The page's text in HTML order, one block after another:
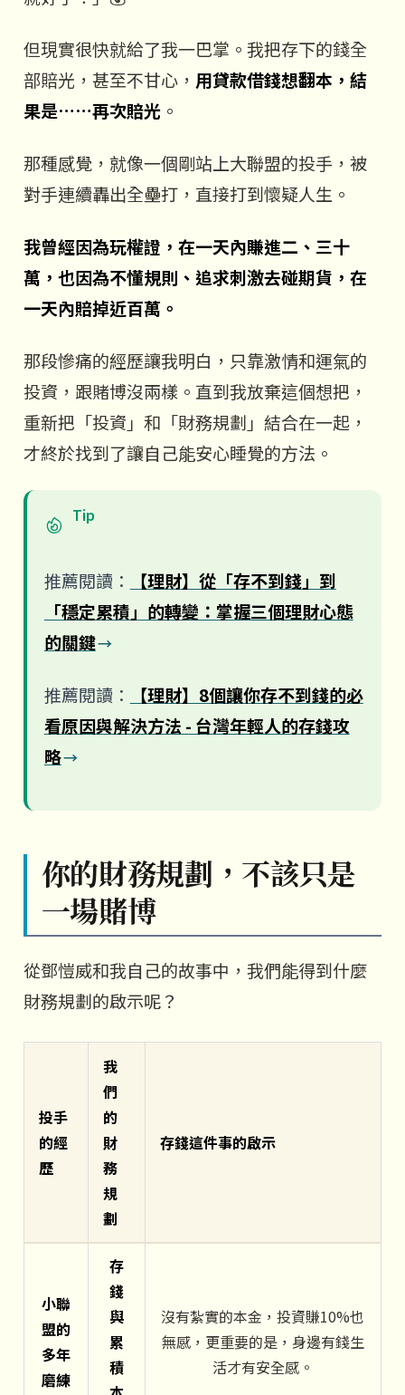
但現實很快就給了我一巴掌。我把存下的錢全
部賠光，甚至不甘心， 用貸款借錢想翻本，結
果是……再次賠光。
那種感覺，就像一個剛站上大聯盟的投手，被
對手連續轟出全壘打，直接打到懷疑人生。
我曾經因為玩權證，在一天內賺進二、三十
萬，也因為不懂規則、追求刺激去碰期貨，在
一天內賠掉近百萬。
那段慘痛的經歷讓我明白，只靠激情和運氣的
投資，跟賭博沒兩樣。直到我放棄這個想把，
重新把「投資」和「財務規劃」結合在一起，
才終於找到了讓自己能安心睡覺的方法。
Tip
推薦閱讀：
【理財】從「存不到錢」到
「穩定累積」的轉變：掌握三個理財心態
的關鍵
推薦閱讀：
【理財】8個讓你存不到錢的必
看原因與解決方法 - 台灣年輕人的存錢攻
略
你的財務規劃，不該只是
一場賭博
從鄧愷威和我自己的故事中，我們能得到什麼
財務規劃的啟示呢？
投手
的經
歷
我
們
的
財
務
規
劃
存錢這件事的啟示
小聯
盟的
多年
磨練
存
錢
與
累
積
沒有紮實的本金，投資賺10%也
無感，更重要的是，身邊有錢生
活才有安全感。